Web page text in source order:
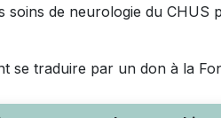
soins de neurologie du
se traduire par un don à la